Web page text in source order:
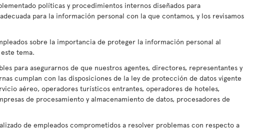
políticas y procedimientos internos diseñados para
para la información personal con la que contamos, y los revisamos
sobre la importancia de proteger la información personal al
tema.
para asegurarnos de que nuestros agentes, directores, representantes y
cumplan con las disposiciones de la ley de protección de datos vigente
aéreo, operadores turísticos entrantes, operadores de hoteles,
de procesamiento y almacenamiento de datos, procesadores de
de empleados comprometidos a resolver problemas con respecto a